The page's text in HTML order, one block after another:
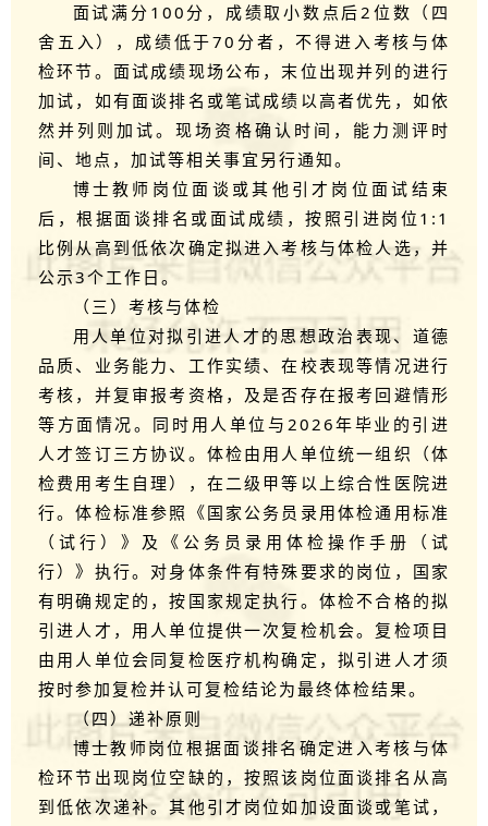
面试满分100分，成绩取小数点后2位数（四
舍五入），成绩低于70分者，不得进入考核与体
检环节。面试成绩现场公布，末位出现并列的进行
加试，如有面谈排名或笔试成绩以高者优先，如依
然并列则加试。现场资格确认时间，能力测评时
间、地点，加试等相关事宜另行通知。
博士教师岗位面谈或其他引才岗位面试结束
后，根据面谈排名或面试成绩，按照引进岗位1:1
比例从高到低依次确定拟进入考核与体检人选，并
公示3个工作日。
（三）考核与体检
用人单位对拟引进人才的思想政治表现、道德
品质、业务能力、工作实绩、在校表现等情况进行
考核，并复审报考资格，及是否存在报考回避情形
等方面情况。同时用人单位与2026年毕业的引进
人才签订三方协议。体检由用人单位统一组织（体
检费用考生自理），在二级甲等以上综合性医院进
行。体检标准参照《国家公务员录用体检通用标准
（试行）》及《公务员录用体检操作手册（试
行）》执行。对身体条件有特殊要求的岗位，国家
有明确规定的，按国家规定执行。体检不合格的拟
引进人才，用人单位提供一次复检机会。复检项目
由用人单位会同复检医疗机构确定，拟引进人才须
按时参加复检并认可复检结论为最终体检结果。
（四）递补原则
博士教师岗位根据面谈排名确定进入考核与体
检环节出现岗位空缺的，按照该岗位面谈排名从高
到低依次递补。其他引才岗位如加设面谈或笔试，